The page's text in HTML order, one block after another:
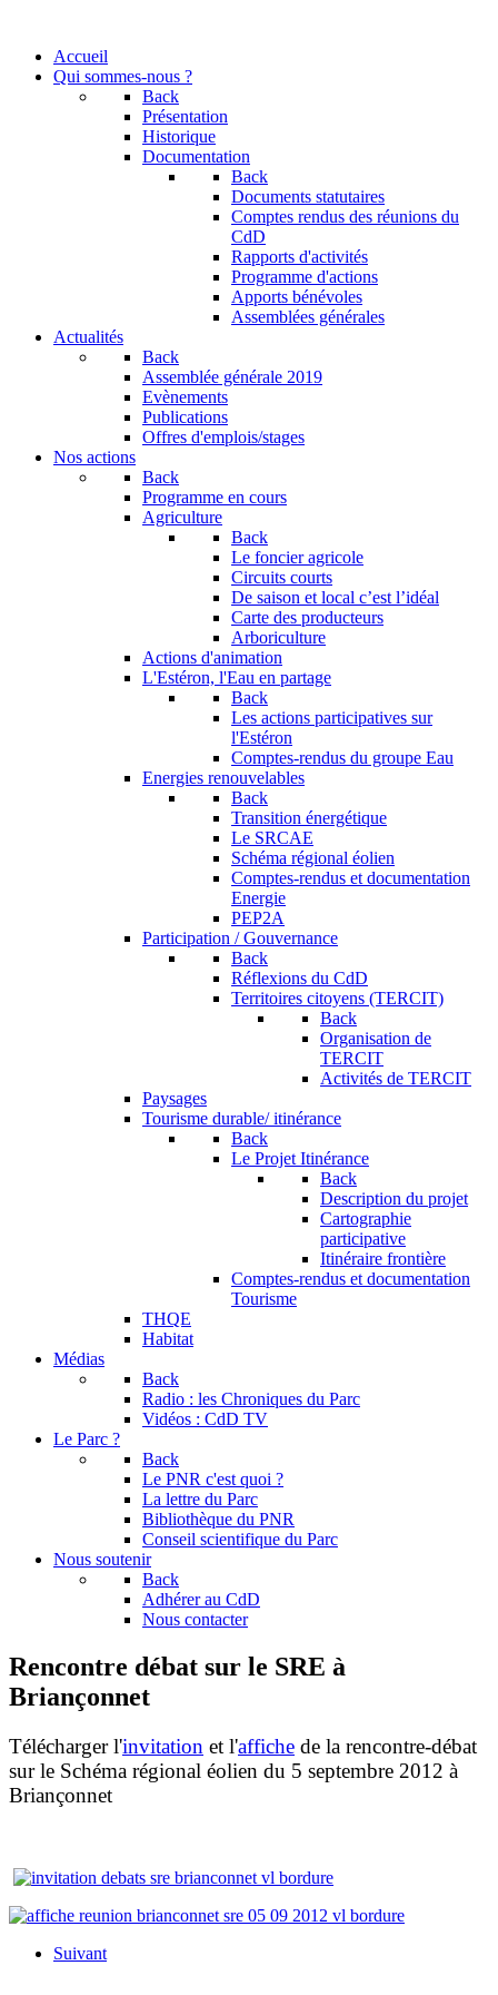
Accueil
Qui sommes-nous ?
Back
Présentation
Historique
Documentation
Back
Documents statutaires
Comptes rendus des réunions du
CdD
Rapports d'activités
Programme d'actions
Apports bénévoles
Assemblées générales
Actualités
Back
Assemblée générale 2019
Evènements
Publications
Offres d'emplois/stages
Nos actions
Back
Programme en cours
Agriculture
Back
Le foncier agricole
Circuits courts
De saison et local c’est l’idéal
Carte des producteurs
Arboriculture
Actions d'animation
L'Estéron, l'Eau en partage
Back
Les actions participatives sur
l'Estéron
Comptes-rendus du groupe Eau
Energies renouvelables
Back
Transition énergétique
Le SRCAE
Schéma régional éolien
Comptes-rendus et documentation
Energie
PEP2A
Participation / Gouvernance
Back
Réflexions du CdD
Territoires citoyens (TERCIT)
Back
Organisation de
TERCIT
Activités de TERCIT
Paysages
Tourisme durable/ itinérance
Back
Le Projet Itinérance
Back
Description du projet
Cartographie
participative
Itinéraire frontière
Comptes-rendus et documentation
Tourisme
THQE
Habitat
Médias
Back
Radio : les Chroniques du Parc
Vidéos : CdD TV
Le Parc ?
Back
Le PNR c'est quoi ?
La lettre du Parc
Bibliothèque du PNR
Conseil scientifique du Parc
Nous soutenir
Back
Adhérer au CdD
Nous contacter
Rencontre débat sur le SRE à
Briançonnet
Télécharger l'invitation et l'affiche de la rencontre-débat
sur le Schéma régional éolien du 5 septembre 2012 à
Briançonnet
Suivant